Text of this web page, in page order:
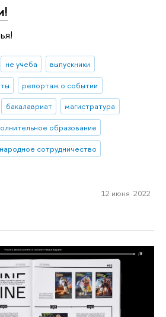
не учеба
выпускники
репортаж о событии
бакалавриат
магистратура
образование
сотрудничество
12 июня 2022